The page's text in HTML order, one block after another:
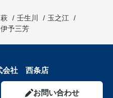
壬生川
玉之江
伊予三芳
会社 西条店
お問い合わせ